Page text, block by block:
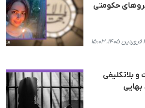
حکومتی
۱۵:۰۳
بلاتکلیفی
بهایی